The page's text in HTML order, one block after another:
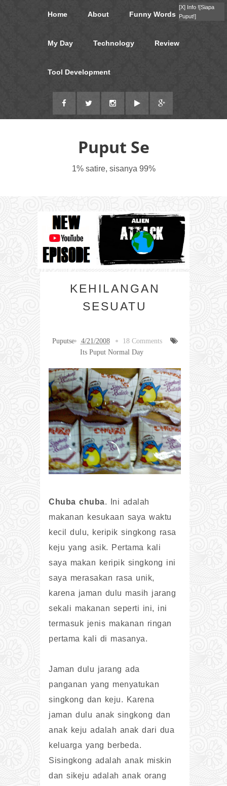
Home About Funny Words
My Day Technology Review
Tool Development
Puput Se
1% satire, sisanya 99%
KEHILANGAN
SESUATU
Puputse 4/21/2008
18 Comments
Its Puput Normal Day
Chuba chuba. Ini adalah
makanan kesukaan saya waktu
kecil dulu, keripik singkong rasa
keju yang asik. Pertama kali
saya makan keripik singkong ini
saya merasakan rasa unik,
karena jaman dulu masih jarang
sekali makanan seperti ini, ini
termasuk jenis makanan ringan
pertama kali di masanya.
Jaman dulu jarang ada
panganan yang menyatukan
singkong dan keju. Karena
jaman dulu anak singkong dan
anak keju adalah anak dari dua
keluarga yang berbeda.
Sisingkong adalah anak miskin
dan sikeju adalah anak orang
[X] Info ![Siapa
Puput!]